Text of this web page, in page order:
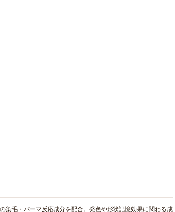
染毛・パーマ反応成分を配合。発色や形状記憶効果に関わる成